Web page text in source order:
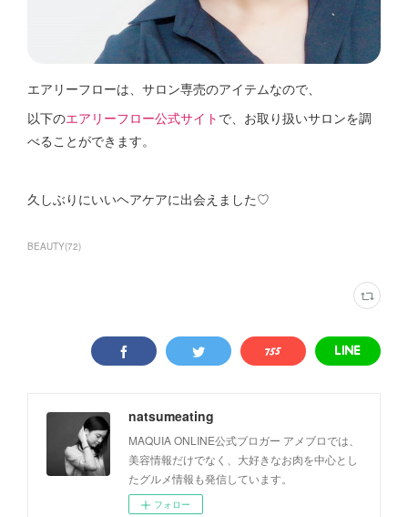
エアリーフローは、サロン専売のアイテムなので、
以下のエアリーフロー公式サイト で、お取り扱いサロンを調
べることができます。
久しぶりにいいヘアケアに出会えました♡
BEAUTY(72)
natsumeating
MAQUIA ONLINE公式ブロガー アメブロでは、
美容情報だけでなく、大好きなお肉を中心とし
たグルメ情報も発信しています。
フォロー